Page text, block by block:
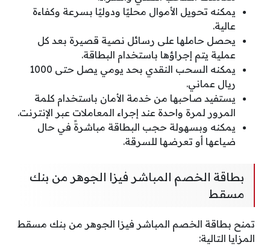
يمكنه تحويل الأموال محليًا ودوليًا بسرعة وكفاءة
عالية.
يحصل حاملها على رسائل نصية قصيرة بعد كل
عملية يتم إجراؤها باستخدام البطاقة.
يمكنه السحب النقدي بحد يومي يصل حتى 1000
ريال عماني.
يستفيد صاحبها من خدمة الأمان باستخدام كلمة
المرور لمرة واحدة عند إجراء المعاملات عبر الإنترنت.
يمكنه وبسهولة حجب البطاقة مباشرةً في حال
ضياعها أو تعرضها للسرقة.
بطاقة الخصم المباشر فيزا الجوهر من بنك
مسقط
تمنح بطاقة الخصم المباشر فيزا الجوهر من بنك مسقط
المزايا التالية: